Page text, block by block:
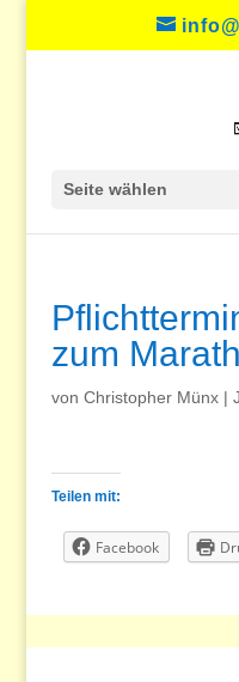
Seite wählen
zum
von Christopher Münx|
Teilen mit:
Facebook